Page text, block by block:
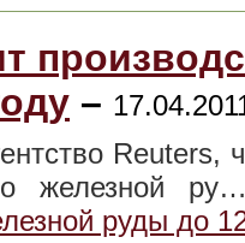
–
Reuters,
железной
руды до